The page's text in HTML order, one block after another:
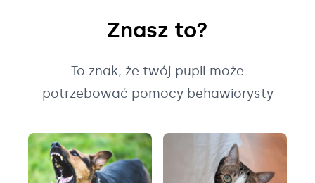
Znasz to?
To znak, że twój pupil może
potrzebować pomocy behawiorysty